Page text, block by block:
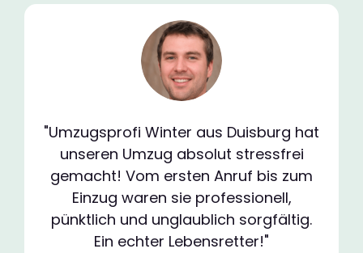
"Umzugsprofi Winter aus Duisburg hat
unseren Umzug absolut stressfrei
gemacht! Vom ersten Anruf bis zum
Einzug waren sie professionell,
pünktlich und unglaublich sorgfältig.
Ein echter Lebensretter!"